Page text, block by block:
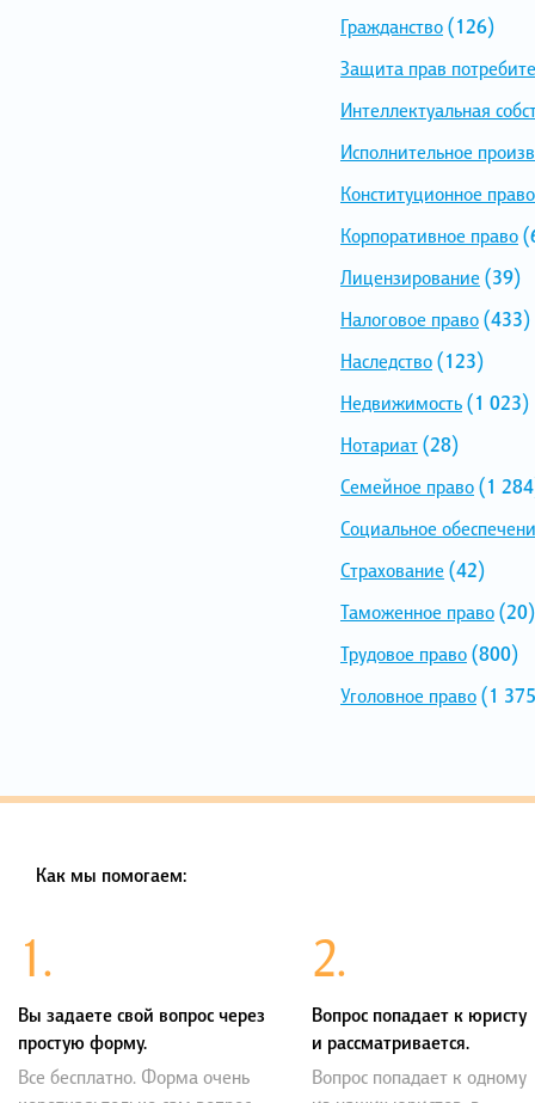
Гражданство(126)
Защита прав
Интеллектуальная
Исполнительное
Конституционное право
Корпоративное право
Лицензирование (39)
Налоговое право(433)
Наследство(123)
Недвижимость(1 023)
Нотариат(28)
Семейное право(1
Социальное
Страхование (42)
Таможенное право(20)
Трудовое право(800)
Уголовное право(1
Как мы помогаем:
1.
Вы задаете свой вопрос через
простую форму.
Все бесплатно. Форма очень
2.
Вопрос попадает к юристу
и рассматривается.
Вопрос попадает к одному